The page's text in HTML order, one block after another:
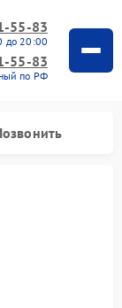
55-83
до 20:00
55-83
по РФ